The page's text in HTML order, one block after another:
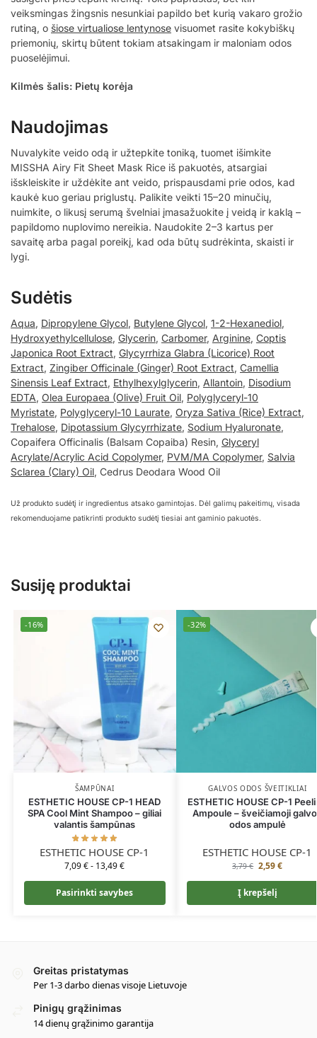
veiksmingas žingsnis nesunkiai papildo bet kurią vakaro grožio
rutiną, o šiose virtualiose lentynose visuomet rasite kokybiškų
priemonių, skirtų būtent tokiam atsakingam ir maloniam odos
puoselėjimui.
Kilmės šalis: Pietų korėja
Naudojimas
Nuvalykite veido odą ir užtepkite toniką, tuomet išimkite
MISSHA Airy Fit Sheet Mask Rice iš pakuotės, atsargiai
išskleiskite ir uždėkite ant veido, prispausdami prie odos, kad
kaukė kuo geriau priglustų. Palikite veikti 15–20 minučių,
nuimkite, o likusį serumą švelniai įmasažuokite į veidą ir kaklą –
papildomo nuplovimo nereikia. Naudokite 2–3 kartus per
savaitę arba pagal poreikį, kad oda būtų sudrėkinta, skaisti ir
lygi.
Sudėtis
Aqua, Dipropylene Glycol, Butylene Glycol, 1-2-Hexanediol,
Hydroxyethylcellulose, Glycerin, Carbomer, Arginine, Coptis
Japonica Root Extract, Glycyrrhiza Glabra (Licorice) Root
Extract, Zingiber Officinale (Ginger) Root Extract, Camellia
Sinensis Leaf Extract, Ethylhexylglycerin, Allantoin, Disodium
EDTA, Olea Europaea (Olive) Fruit Oil, Polyglyceryl-10
Myristate, Polyglyceryl-10 Laurate, Oryza Sativa (Rice) Extract,
Trehalose, Dipotassium Glycyrrhizate, Sodium Hyaluronate,
Copaifera Officinalis (Balsam Copaiba) Resin, Glyceryl
Acrylate/Acrylic Acid Copolymer, PVM/MA Copolymer, Salvia
Sclarea (Clary) Oil, Cedrus Deodara Wood Oil
Už produkto sudėtį ir ingredientus atsako gamintojas. Dėl galimų pakeitimų, visada
rekomenduojame patikrinti produkto sudėtį tiesiai ant gaminio pakuotės.
Susiję produktai
-16%
ŠAMPŪNAI
ESTHETIC HOUSE CP-1 HEAD
SPA Cool Mint Shampoo – giliai
valantis šampūnas
ESTHETIC HOUSE CP-1
7,09€- 13,49€
Pasirinkti savybes
-32%
GALVOS ODOS ŠVEITIKLIAI
ESTHETIC HOUSE CP-1
Ampoule – šveičiamoji
odos ampulė
ESTHETIC HOUSE CP-1
3,79€ 2,59€
Į krepšelį
Greitas pristatymas
Per 1-3 darbo dienas visoje Lietuvoje
Pinigų grąžinimas
14 dienų grąžinimo garantija